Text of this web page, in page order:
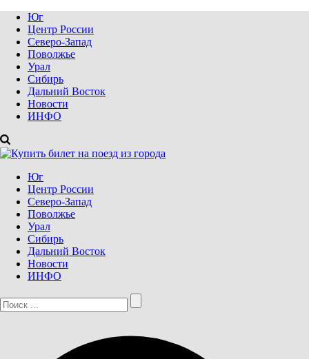
Юг
Центр России
Северо-Запад
Поволжье
Урал
Сибирь
Дальний Восток
Новости
ИНФО
Юг
Центр России
Северо-Запад
Поволжье
Урал
Сибирь
Дальний Восток
Новости
ИНФО